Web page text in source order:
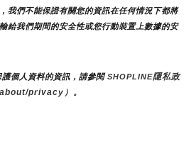
我們不能保證有關您的資訊在任何情況下都將
給我們期間的安全性或您行動裝置上數據的安
個人資料的資訊，請參閱 SHOPLINE隱私政
privacy）。